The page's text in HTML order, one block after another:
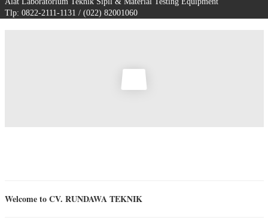
Tlp: 0822-2111-1131 / (022) 82001060
Welcome to CV. RUNDAWA TEKNIK